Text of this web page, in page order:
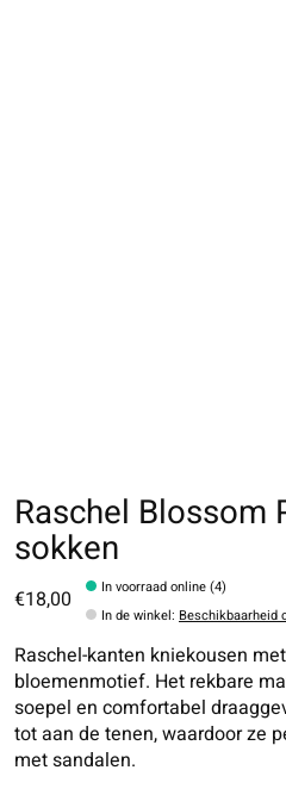
Raschel Blossom
sokken
€18,00
In voorraad online (4)
In de winkel: Beschikbaarheid
Raschel-kanten kniekousen
bloemenmotief. Het rekbare
soepel en comfortabel
tot aan de tenen, waardoor ze
met sandalen.